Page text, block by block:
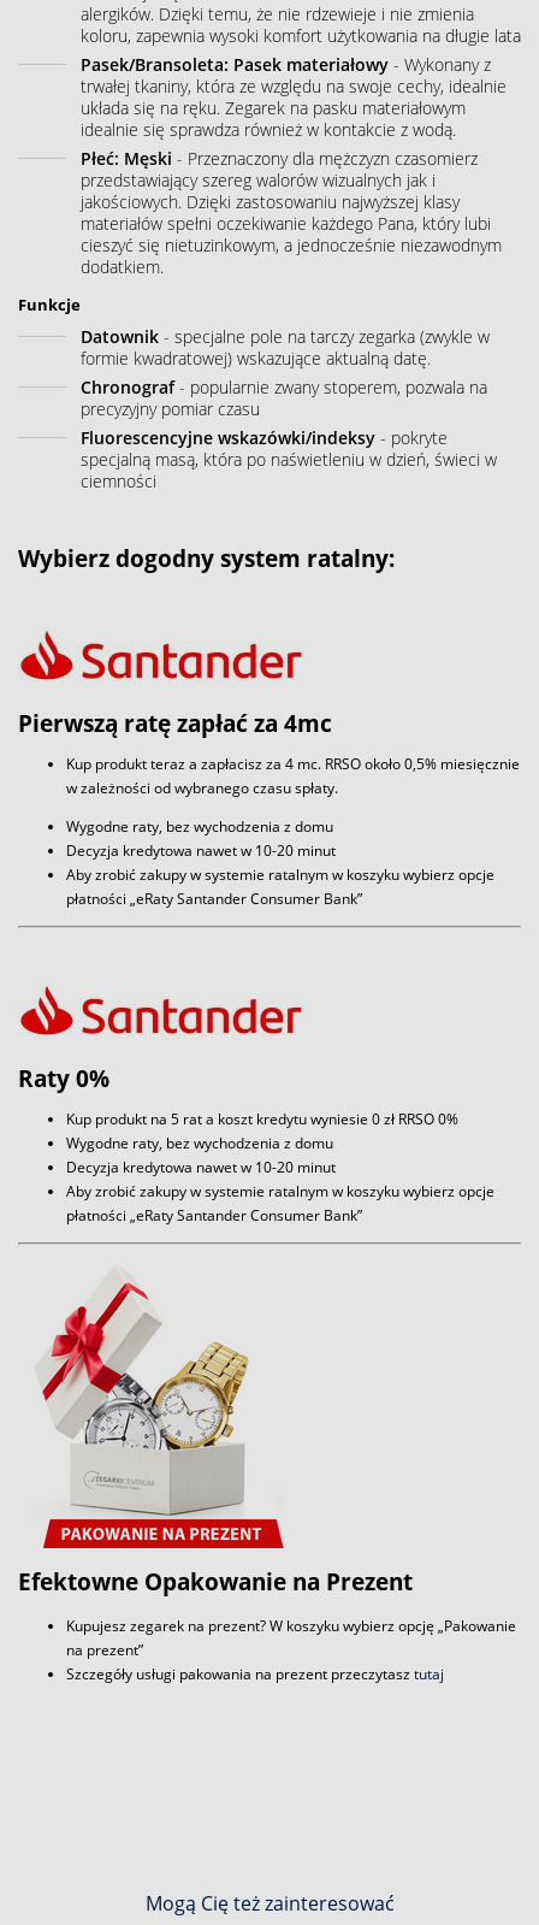
alergików. Dzięki temu, że nie rdzewieje i nie zmienia
koloru, zapewnia wysoki komfort użytkowania na długie lata
Pasek/Bransoleta: Pasek materiałowy - Wykonany z
trwałej tkaniny, która ze względu na swoje cechy, idealnie
układa się na ręku. Zegarek na pasku materiałowym
idealnie się sprawdza również w kontakcie z wodą.
Płeć: Męski - Przeznaczony dla mężczyzn czasomierz
przedstawiający szereg walorów wizualnych jak i
jakościowych. Dzięki zastosowaniu najwyższej klasy
materiałów spełni oczekiwanie każdego Pana, który lubi
cieszyć się nietuzinkowym, a jednocześnie niezawodnym
dodatkiem.
Funkcje
Datownik - specjalne pole na tarczy zegarka (zwykle w
formie kwadratowej) wskazujące aktualną datę.
Chronograf- popularnie zwany stoperem, pozwala na
precyzyjny pomiar czasu
Fluorescencyjne wskazówki/indeksy - pokryte
specjalną masą, która po naświetleniu w dzień, świeci w
ciemności
Wybierz dogodny system ratalny:
Pierwszą ratę zapłać za 4mc
Kup produkt teraz a zapłacisz za 4 mc. RRSO około 0,5% miesięcznie
w zależności od wybranego czasu spłaty.
Wygodne raty, bez wychodzenia z domu
Decyzja kredytowa nawet w 10-20 minut
Aby zrobić zakupy w systemie ratalnym w koszyku wybierz opcje
płatności „eRaty Santander Consumer Bank”
Raty 0%
Kup produkt na 5 rat a koszt kredytu wyniesie 0 zł RRSO 0%
Wygodne raty, bez wychodzenia z domu
Decyzja kredytowa nawet w 10-20 minut
Aby zrobić zakupy w systemie ratalnym w koszyku wybierz opcje
płatności „eRaty Santander Consumer Bank”
Efektowne Opakowanie na Prezent
Kupujesz zegarek na prezent? W koszyku wybierz opcję „Pakowanie
na prezent”
Szczegóły usługi pakowania na prezent przeczytasztutaj
Mogą Cię też zainteresować